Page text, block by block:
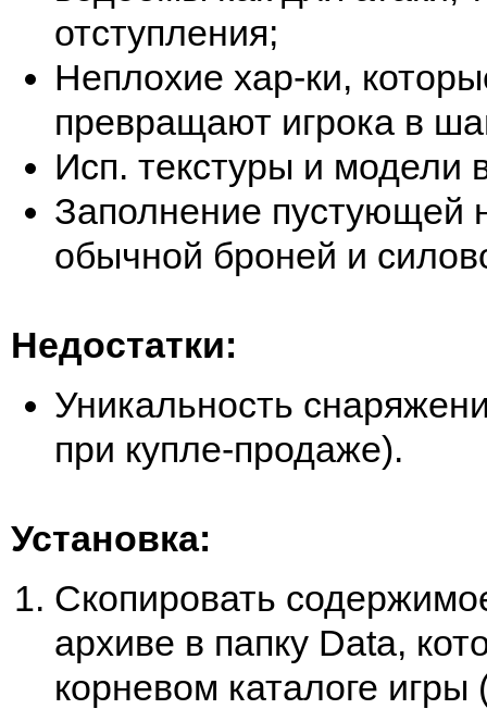
отступления;
Неплохие хар-ки,
превращают игрока в
Исп. текстуры и модели
Заполнение пустующей
обычной броней и
Недостатки:
Уникальность
при купле-продаже).
Установка:
Скопировать
архиве в папку Data,
корневом каталоге игры